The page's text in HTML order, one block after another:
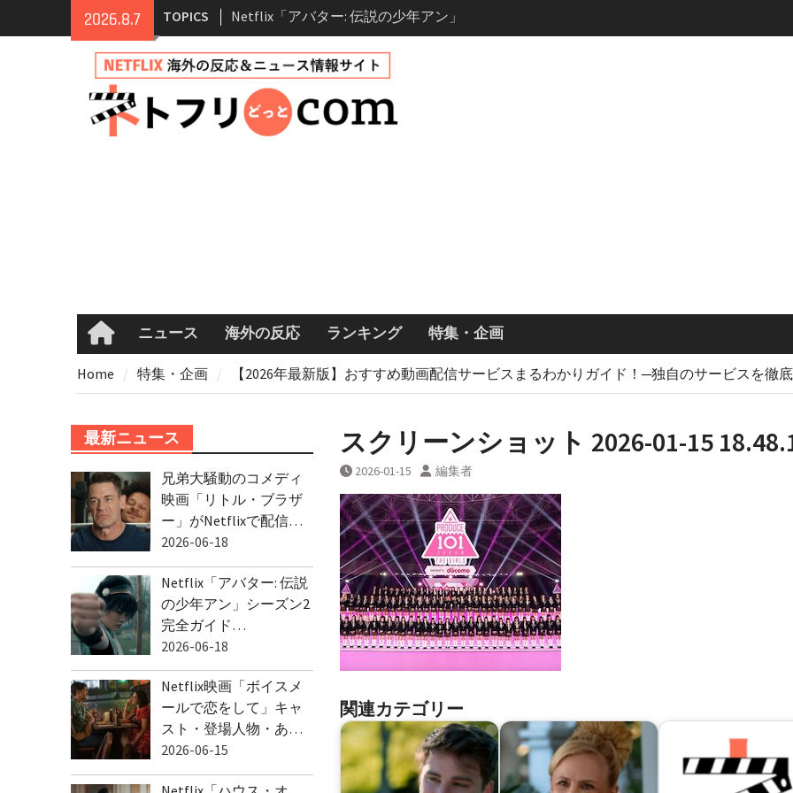
2026.8.7 TOPICS
シーズン2 完全ガイド｜キャスト・
情報
Netflix映画「ボイスメールで恋をし
て」キャスト・登場人物・あらすじ
まとめ｜ゾーイ・ドゥイッチ主演ロ
Homeニュース 海外の反応 ランキング 特集・企画
Home 特集・企画 【2026年最新版】おすすめ動画配信サービスまるわかりガイド！─独自のサービスを徹
スクリーンショット 2026-01-15
2026-01-15 編集者
関連カテゴリー
最新ニュース
兄弟大騒動のコメディ
映画「リトル・ブラザ
ー」がNetflixで配信…
2026-06-18
Netflix「アバター: 伝説
の少年アン」シーズン2
完全ガイド…
2026-06-18
Netflix映画「ボイスメ
ールで恋をして」キャ
スト・登場人物・あ…
2026-06-15